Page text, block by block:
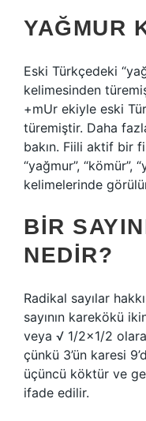
YAĞMUR
Eski Türkçedeki
kelimesinden
+mUr ekiyle eski
türemiştir. Daha
bakın. Fiili aktif bir
“yağmur”, “kömür”,
kelimelerinde
BIR
NEDIR?
Radikal sayılar
sayının karekökü
veya √ 1/2×1/2
çünkü 3’ün karesi
üçüncü köktür ve
ifade edilir.